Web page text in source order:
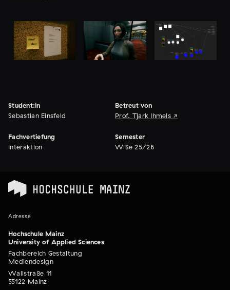
Student:in
Sebastian Einsfeld
Betreut von
Prof. Tjark Ihmels
Fachvertiefung
Interaktion
Semester
WiSe 25/26
Adresse
Hochschule Mainz
University of Applied Sciences
Fachbereich Gestaltung
Mediendesign
Wallstraße 11
55122 Mainz